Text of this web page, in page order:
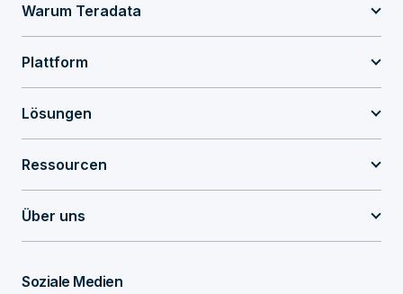
Warum Teradata
Plattform
Lösungen
Ressourcen
Über uns
Soziale Medien